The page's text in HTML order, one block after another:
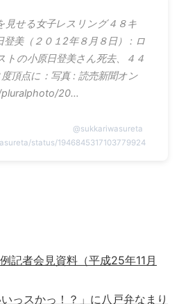
見せる女子レスリング４８キ
登美（２０１2年８月８日） : ロ
トの小原日登美さん死去、４４
頂点に：写真 : 読売新聞オン
pluralphoto/20…
@sukkariwasureta
status/1946845317103779924
記者会見資料（平成25年11月
っスかっ！？」に八戸弁なまり